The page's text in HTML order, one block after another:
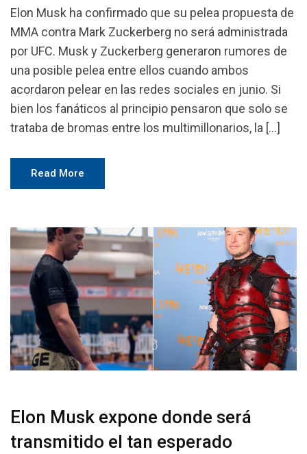
Elon Musk ha confirmado que su pelea propuesta de
MMA contra Mark Zuckerberg no será administrada
por UFC. Musk y Zuckerberg generaron rumores de
una posible pelea entre ellos cuando ambos
acordaron pelear en las redes sociales en junio. Si
bien los fanáticos al principio pensaron que solo se
trataba de bromas entre los multimillonarios, la […]
Read More
Elon Musk expone donde será
transmitido el tan esperado